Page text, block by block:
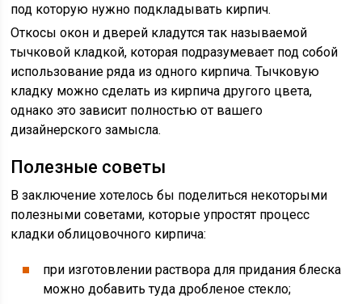
под которую нужно подкладывать кирпич.
Откосы окон и дверей кладутся так называемой
тычковой кладкой, которая подразумевает под собой
использование ряда из одного кирпича. Тычковую
кладку можно сделать из кирпича другого цвета,
однако это зависит полностью от вашего
дизайнерского замысла.
Полезные советы
В заключение хотелось бы поделиться некоторыми
полезными советами, которые упростят процесс
кладки облицовочного кирпича:
при изготовлении раствора для придания блеска
можно добавить туда дробленое стекло;